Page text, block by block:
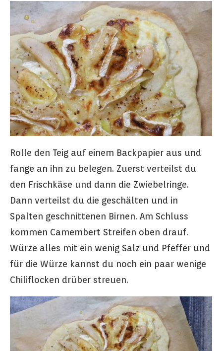
Rolle den Teig auf einem Backpapier aus und
fange an ihn zu belegen. Zuerst verteilst du
den Frischkäse und dann die Zwiebelringe.
Dann verteilst du die geschälten und in
Spalten geschnittenen Birnen. Am Schluss
kommen Camembert Streifen oben drauf.
Würze alles mit ein wenig Salz und Pfeffer und
für die Würze kannst du noch ein paar wenige
Chiliflocken drüber streuen.